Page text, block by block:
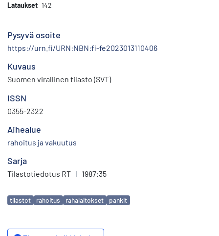
Lataukset 142
Pysyvä osoite
https://urn.fi/URN:NBN:fi-fe2023013110406
Kuvaus
Suomen virallinen tilasto (SVT)
ISSN
0355-2322
Aihealue
rahoitus ja vakuutus
Sarja
Tilastotiedotus RT | 1987:35
Avainsanat
tilastot rahoitus rahalaitokset pankit